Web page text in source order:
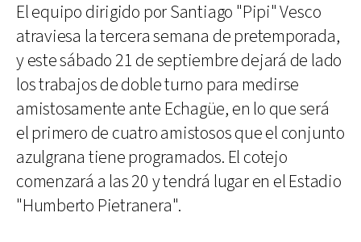
El equipo dirigido por Santiago "Pipi" Vesco
atraviesa la tercera semana de pretemporada,
y este sábado 21 de septiembre dejará de lado
los trabajos de doble turno para medirse
amistosamente ante Echagüe, en lo que será
el primero de cuatro amistosos que el conjunto
azulgrana tiene programados. El cotejo
comenzará a las 20 y tendrá lugar en el Estadio
"Humberto Pietranera".